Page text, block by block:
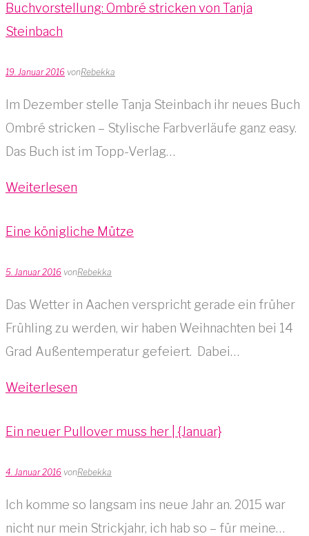
Buchvorstellung: Ombré stricken von Tanja
Steinbach
19. Januar 2016 vonRebekka
Im Dezember stelle Tanja Steinbach ihr neues Buch
Ombré stricken – Stylische Farbverläufe ganz easy.
Das Buch ist im Topp-Verlag…
Weiterlesen
Eine königliche Mütze
5. Januar 2016 vonRebekka
Das Wetter in Aachen verspricht gerade ein früher
Frühling zu werden, wir haben Weihnachten bei 14
Grad Außentemperatur gefeiert. Dabei…
Weiterlesen
Ein neuer Pullover muss her | {Januar}
4. Januar 2016 vonRebekka
Ich komme so langsam ins neue Jahr an. 2015 war
nicht nur mein Strickjahr, ich hab so – für meine…